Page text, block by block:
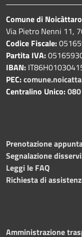
Comune di Noicàttaro
Via Pietro Nenni 11,
Codice Fiscale:
Partita IVA:
IBAN:
PEC:
Centralino Unico:
Prenotazione
Segnalazione
Leggi le FAQ
Richiesta di
Amministrazione